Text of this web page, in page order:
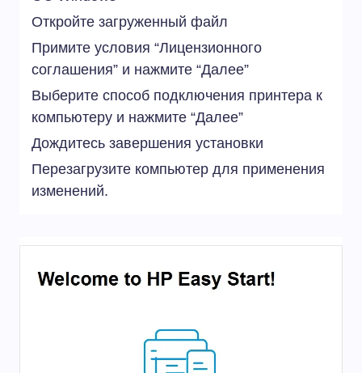
Откройте загруженный файл
Примите условия “Лицензионного
соглашения” и нажмите “Далее”
Выберите способ подключения принтера к
компьютеру и нажмите “Далее”
Дождитесь завершения установки
Перезагрузите компьютер для применения
изменений.